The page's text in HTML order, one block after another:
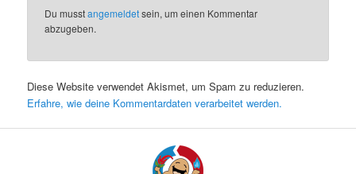
Du musstangemeldetsein, um einen Kommentar
abzugeben.
Diese Website verwendet Akismet, um Spam zu reduzieren.
Erfahre, wie deine Kommentardaten verarbeitet werden.